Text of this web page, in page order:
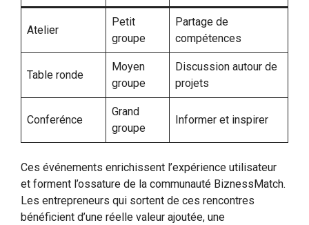
Atelier
Petit
groupe
Partage de
compétences
Table ronde
Moyen
groupe
Discussion autour de
projets
Conferénce
Grand
groupe
Informer et inspirer
Ces événements enrichissent l’expérience utilisateur
et forment l’ossature de la communauté BiznessMatch.
Les entrepreneurs qui sortent de ces rencontres
bénéficient d’une réelle valeur ajoutée, une